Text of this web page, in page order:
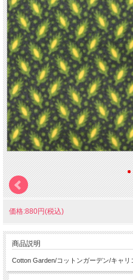
価格:880円(税込)
商品説明
Cotton Garden/コットンガーデン/キャリ